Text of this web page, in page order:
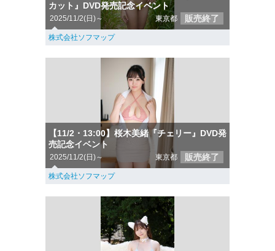
カット』DVD発売記念イベント
2025/11/2(日)～ 東京都 販売終了
株式会社ソフマップ
【11/2・13:00】桜木美緒『チェリー』DVD発
売記念イベント
2025/11/2(日)～ 東京都 販売終了
株式会社ソフマップ